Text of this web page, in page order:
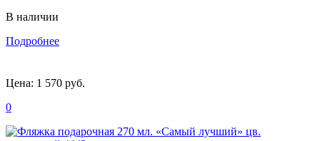
В наличии
Подробнее
Цена: 1 570 руб.
0